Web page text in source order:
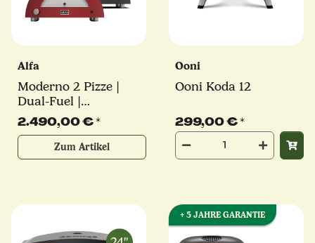
Alfa
Moderno 2 Pizze |
Dual-Fuel |
verschiedene Farben |
Alfa Forni
2.490,00 €*
Zum Artikel
Ooni
Ooni Koda 12
299,00 €*
+ 5 JAHRE GARANTIE